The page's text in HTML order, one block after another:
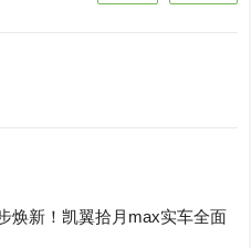
焕新！凯翼拾月max实车全面